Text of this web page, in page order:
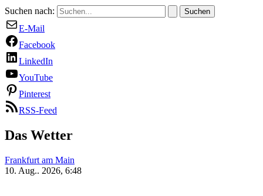
Suchen nach:
E-Mail
Facebook
LinkedIn
YouTube
Pinterest
RSS-Feed
Das Wetter
Frankfurt am Main
10. Aug.. 2026, 6:48